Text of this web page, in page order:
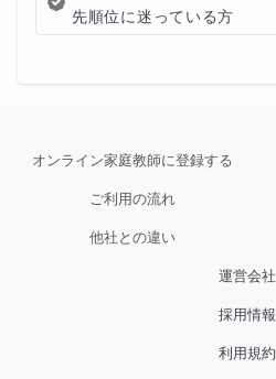
先順位に迷っている方
オンライン家庭教師に登録する
ご利用の流れ
他社との違い
運営会社
採用情報
利用規約